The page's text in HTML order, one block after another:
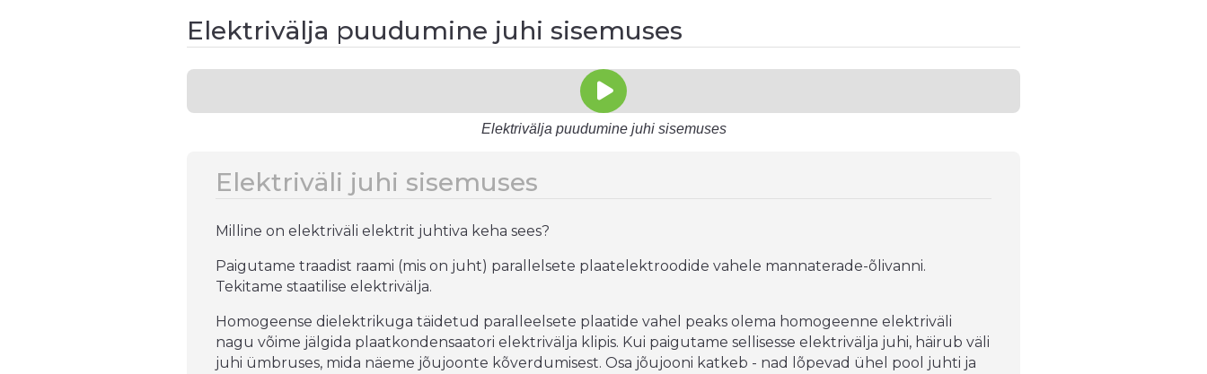
Elektrivälja puudumine juhi sisemuses
Elektrivälja puudumine juhi sisemuses
Elektriväli juhi sisemuses
Milline on elektriväli elektrit juhtiva keha sees?
Paigutame traadist raami (mis on juht) parallelsete plaatelektroodide vahele mannaterade-õlivanni.
Tekitame staatilise elektrivälja.
Homogeense dielektrikuga täidetud paralleelsete plaatide vahel peaks olema homogeenne elektriväli
nagu võime jälgida plaatkondensaatori elektrivälja klipis. Kui paigutame sellisesse elektrivälja juhi, häirub väli
juhi ümbruses, mida näeme jõujoonte kõverdumisest. Osa jõujooni katkeb - nad lõpevad ühel pool juhti ja